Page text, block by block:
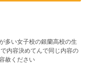
多い女子校の銀蘭高校の生
内容決めてんで同じ内容の
赦ください